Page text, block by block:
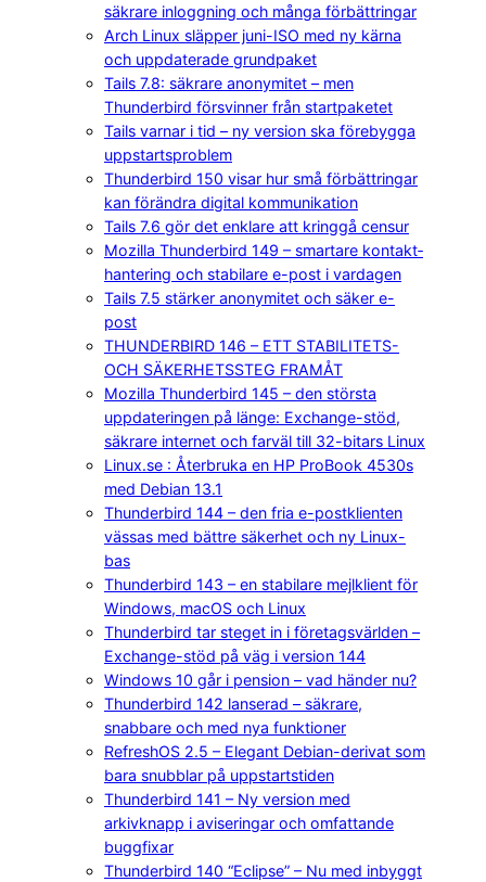
säkrare inloggning och många förbättringar
Arch Linux släpper juni-ISO med ny kärna
och uppdaterade grundpaket
Tails 7.8: säkrare anonymitet – men
Thunderbird försvinner från startpaketet
Tails varnar i tid – ny version ska förebygga
uppstartsproblem
Thunderbird 150 visar hur små förbättringar
kan förändra digital kommunikation
Tails 7.6 gör det enklare att kringgå censur
Mozilla Thunderbird 149 – smartare kontakt­
hantering och stabilare e-post i vardagen
Tails 7.5 stärker anonymitet och säker e-
post
THUNDERBIRD 146 – ETT STABILITETS-
OCH SÄKERHETSSTEG FRAMÅT
Mozilla Thunderbird 145 – den största
uppdateringen på länge: Exchange-stöd,
säkrare internet och farväl till 32-bitars Linux
Linux.se : Återbruka en HP ProBook 4530s
med Debian 13.1
Thunderbird 144 – den fria e-postklienten
vässas med bättre säkerhet och ny Linux-
bas
Thunderbird 143 – en stabilare mejlklient för
Windows, macOS och Linux
Thunderbird tar steget in i företagsvärlden –
Exchange-stöd på väg i version 144
Windows 10 går i pension – vad händer nu?
Thunderbird 142 lanserad – säkrare,
snabbare och med nya funktioner
RefreshOS 2.5 – Elegant Debian-derivat som
bara snubblar på uppstartstiden
Thunderbird 141 – Ny version med
arkivknapp i aviseringar och omfattande
buggfixar
Thunderbird 140 “Eclipse” – Nu med inbyggt